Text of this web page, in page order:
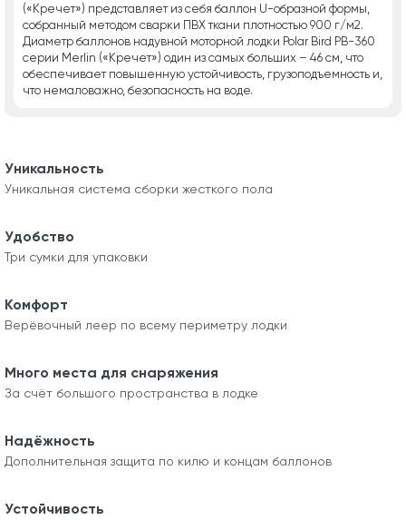
(«Кречет») представляет из себя баллон U-образной формы,
собранный методом сварки ПВХ ткани плотностью 900 г/м2.
Диаметр баллонов надувной моторной лодки Polar Bird РВ-360
серии Merlin («Кречет») один из самых больших – 46 см, что
обеспечивает повышенную устойчивость, грузоподъемность и,
что немаловажно, безопасность на воде.
Уникальность
Уникальная система сборки жесткого пола
Удобство
Три сумки для упаковки
Комфорт
Верёвочный леер по всему периметру лодки
Много места для снаряжения
За счёт большого пространства в лодке
Надёжность
Дополнительная защита по килю и концам баллонов
Устойчивость